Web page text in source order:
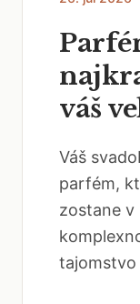
váš
Váš
parfém,
zostane v
tajomstvo